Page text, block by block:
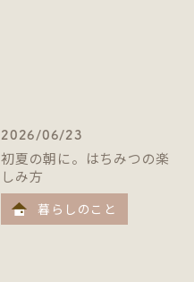
2026/06/23
初夏の朝に。はちみつの楽
しみ方
暮らしのこと